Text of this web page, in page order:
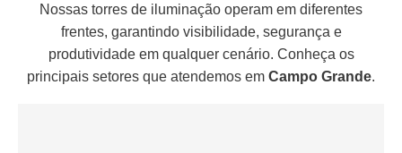
Nossas torres de iluminação operam em diferentes
frentes, garantindo visibilidade, segurança e
produtividade em qualquer cenário. Conheça os
principais setores que atendemos em Campo Grande.